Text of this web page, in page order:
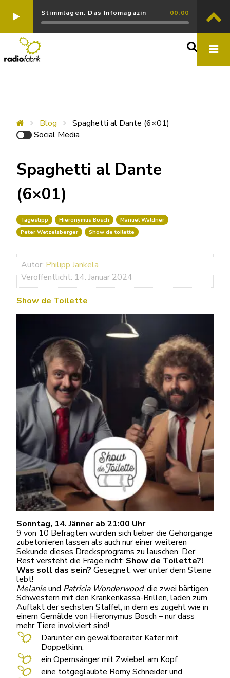
Stimmlagen. Das Infomagazin 00:00
Blog
Spaghetti al Dante (6×01)
Social Media
Spaghetti al Dante
(6×01)
Tagestipp Hieronymus Bosch
Manuel Waldner
Peter Wetzelsberger
Show de toilette
Autor: Philipp Jankela
Veröffentlicht: 14. Januar 2024
Show de Toilette
Sonntag, 14. Jänner ab 21:00 Uhr
9 von 10 Befragten würden sich lieber die Gehörgänge
zubetonieren lassen als auch nur einer weiteren
Sekunde dieses Drecksprograms zu lauschen. Der
Rest versteht die Frage nicht: Show de Toilette?!
Was soll das sein? Gesegnet, wer unter dem Steine
lebt!
Melanieund Patricia Wonderwood, die zwei bärtigen
Schwestern mit den Krankenkassa-Brillen, laden zum
Auftakt der sechsten Staffel, in dem es zugeht wie in
einem Gemälde von Hieronymus Bosch – nur dass
mehr Tiere involviert sind!
Darunter ein gewaltbereiter Kater mit
Doppelkinn,
ein Opernsänger mit Zwiebel am Kopf,
eine totgeglaubte Romy Schneider und